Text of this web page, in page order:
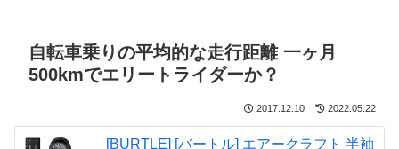
自転車乗りの平均的な走行距離 一ヶ月
500kmでエリートライダーか？
2017.12.10 2022.05.22
[BURTLE] [バートル] エアークラフト 半袖